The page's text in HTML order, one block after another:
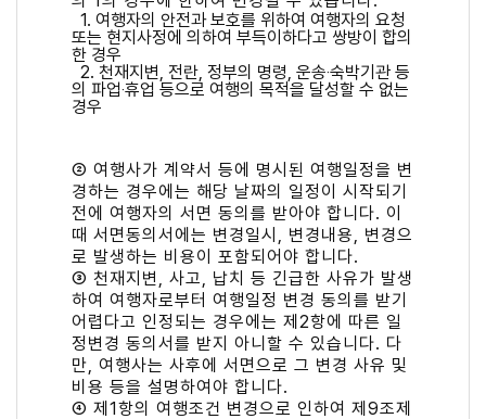
1. 여행자의 안전과 보호를 위하여 여행자의 요청
또는 현지사정에 의하여 부득이하다고 쌍방이 합의
한 경우
2. 천재지변, 전란, 정부의 명령, 운송‧숙박기관 등
의 파업‧휴업 등으로 여행의 목적을 달성할 수 없는
경우
② 여행사가 계약서 등에 명시된 여행일정을 변
경하는 경우에는 해당 날짜의 일정이 시작되기
전에 여행자의 서면 동의를 받아야 합니다. 이
때 서면동의서에는 변경일시, 변경내용, 변경으
로 발생하는 비용이 포함되어야 합니다.
③ 천재지변, 사고, 납치 등 긴급한 사유가 발생
하여 여행자로부터 여행일정 변경 동의를 받기
어렵다고 인정되는 경우에는 제2항에 따른 일
정변경 동의서를 받지 아니할 수 있습니다. 다
만, 여행사는 사후에 서면으로 그 변경 사유 및
비용 등을 설명하여야 합니다.
④ 제1항의 여행조건 변경으로 인하여 제9조제